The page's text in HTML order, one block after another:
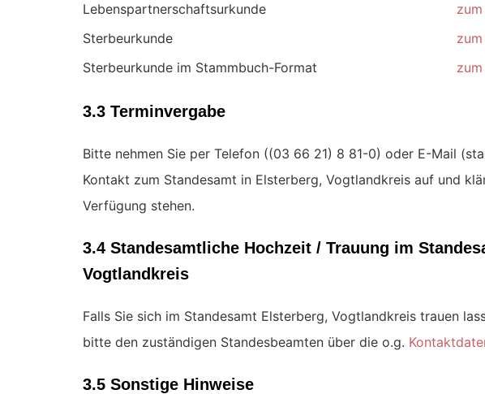
Lebenspartnerschaftsurkunde
Sterbeurkunde
Sterbeurkunde im Stammbuch-Format
3.3 Terminvergabe
Bitte nehmen Sie per Telefon ( ) oder E-Mail (
Kontakt zum Standesamt in Elsterberg, Vogtlandkreis auf und
Verfügung stehen.
3.4 Standesamtliche Hochzeit / Trauung im
Vogtlandkreis
Falls Sie sich im Standesamt Elsterberg, Vogtlandkreis trauen
bitte den zuständigen Standesbeamten über die o.g.
3.5 Sonstige Hinweise